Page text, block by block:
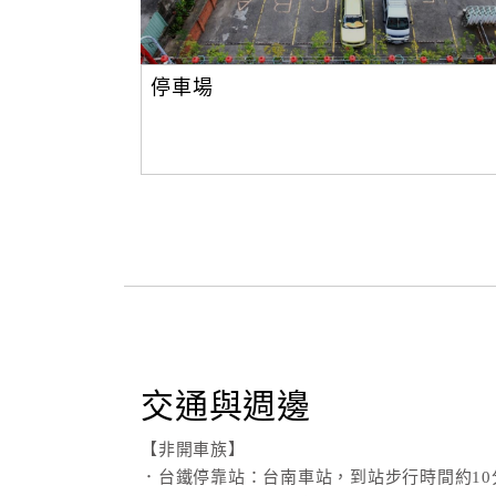
停車場
交通與週邊
【非開車族】
．台鐵停靠站：台南車站，到站步行時間約10